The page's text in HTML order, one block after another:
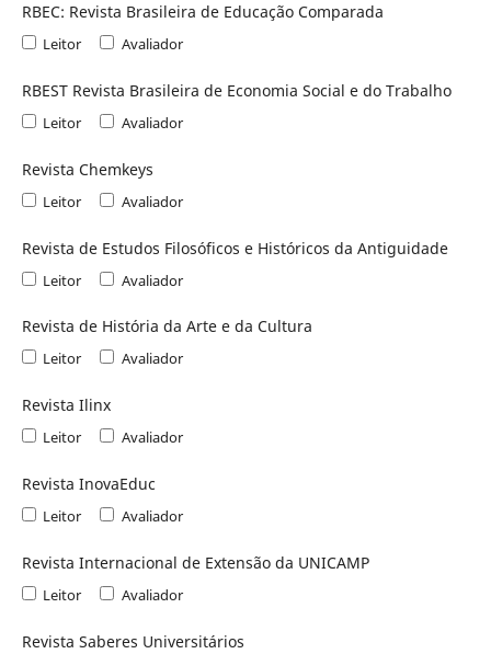
RBEC: Revista Brasileira de Educação Comparada
Leitor Avaliador
RBEST Revista Brasileira de Economia Social e do Trabalho
Leitor Avaliador
Revista Chemkeys
Leitor Avaliador
Revista de Estudos Filosóficos e Históricos da Antiguidade
Leitor Avaliador
Revista de História da Arte e da Cultura
Leitor Avaliador
Revista Ilinx
Leitor Avaliador
Revista InovaEduc
Leitor Avaliador
Revista Internacional de Extensão da UNICAMP
Leitor Avaliador
Revista Saberes Universitários